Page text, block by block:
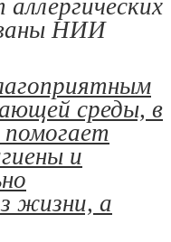
НИИ
среды, в
помогает
и
жизни, а